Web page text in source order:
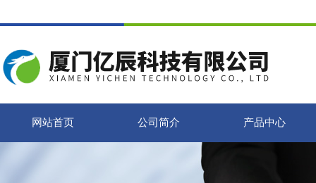
网站首页 公司简介 产品中心